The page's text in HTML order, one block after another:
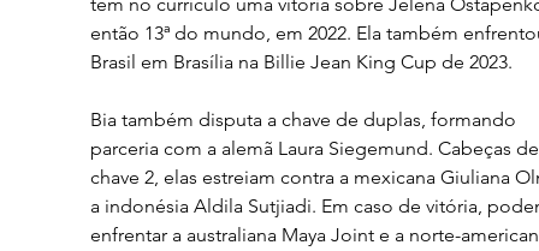
tem no currículo uma vitória sobre Jelena
então 13ª do mundo, em 2022. Ela também
Brasil em Brasília na Billie Jean King Cup de 2023.
Bia também disputa a chave de duplas, formando
parceria com a alemã Laura Siegemund. Cabeças
chave 2, elas estreiam contra a mexicana Giuliana
a indonésia Aldila Sutjiadi. Em caso de vitória,
enfrentar a australiana Maya Joint e a norte-